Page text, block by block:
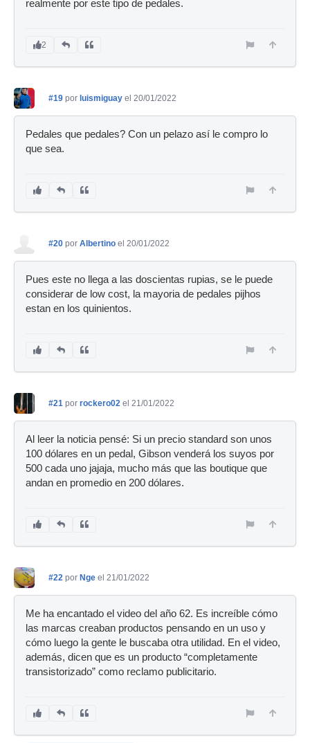
realmente por este tipo de pedales.
2
#19 por luismiguay el 20/01/2022
Pedales que pedales? Con un pelazo así le compro lo
que sea.
#20 por Albertino el 20/01/2022
Pues este no llega a las doscientas rupias, se le puede
considerar de low cost, la mayoria de pedales pijhos
estan en los quinientos.
#21 por rockero02 el 21/01/2022
Al leer la noticia pensé: Si un precio standard son unos
100 dólares en un pedal, Gibson venderá los suyos por
500 cada uno jajaja, mucho más que las boutique que
andan en promedio en 200 dólares.
#22 por Nge el 21/01/2022
Me ha encantado el video del año 62. Es increíble cómo
las marcas creaban productos pensando en un uso y
cómo luego la gente le buscaba otra utilidad. En el video,
además, dicen que es un producto “completamente
transistorizado” como reclamo publicitario.